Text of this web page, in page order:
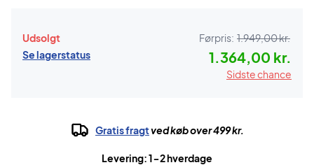
Udsolgt
Se lagerstatus
Førpris: 1.949,00 kr.
1.364,00 kr.
Sidste chance
Gratis fragtved køb over 499 kr.
Levering: 1-2 hverdage